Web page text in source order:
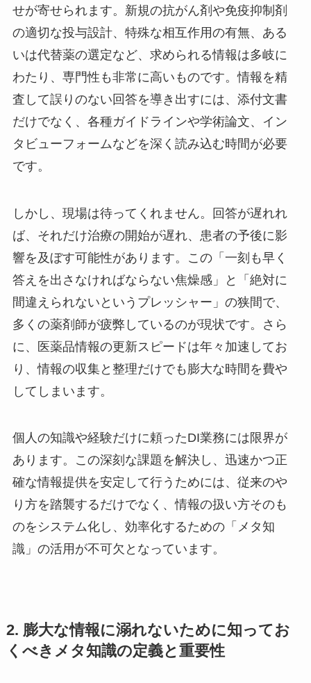
せが寄せられます。新規の抗がん剤や免疫抑制剤
の適切な投与設計、特殊な相互作用の有無、ある
いは代替薬の選定など、求められる情報は多岐に
わたり、専門性も非常に高いものです。情報を精
査して誤りのない回答を導き出すには、添付文書
だけでなく、各種ガイドラインや学術論文、イン
タビューフォームなどを深く読み込む時間が必要
です。
しかし、現場は待ってくれません。回答が遅れれ
ば、それだけ治療の開始が遅れ、患者の予後に影
響を及ぼす可能性があります。この「一刻も早く
答えを出さなければならない焦燥感」と「絶対に
間違えられないというプレッシャー」の狭間で、
多くの薬剤師が疲弊しているのが現状です。さら
に、医薬品情報の更新スピードは年々加速してお
り、情報の収集と整理だけでも膨大な時間を費や
してしまいます。
個人の知識や経験だけに頼ったDI業務には限界が
あります。この深刻な課題を解決し、迅速かつ正
確な情報提供を安定して行うためには、従来のや
り方を踏襲するだけでなく、情報の扱い方そのも
のをシステム化し、効率化するための「メタ知
識」の活用が不可欠となっています。
2. 膨大な情報に溺れないために知ってお
くべきメタ知識の定義と重要性